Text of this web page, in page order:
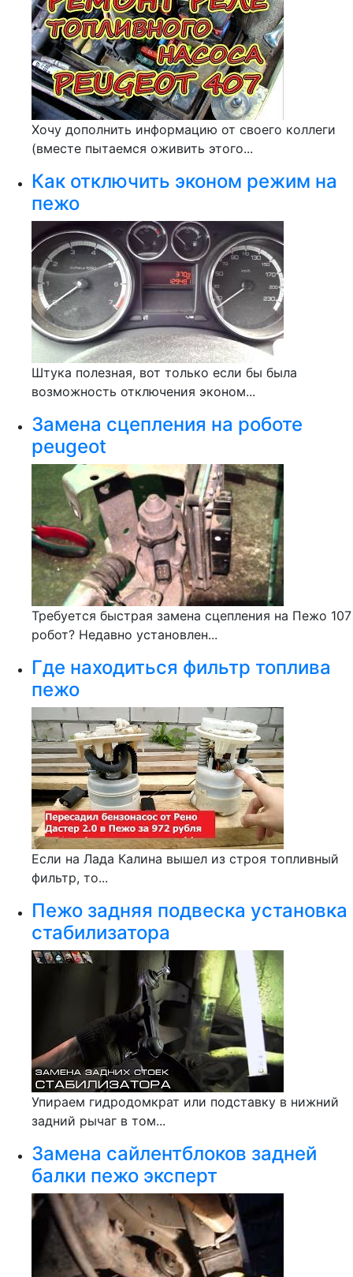
Хочу дополнить информацию от своего коллеги
(вместе пытаемся оживить этого...
Как отключить эконом режим на
пежо
Штука полезная, вот только если бы была
возможность отключения эконом...
Замена сцепления на роботе
peugeot
Требуется быстрая замена сцепления на Пежо 107
робот? Недавно установлен...
Где находиться фильтр топлива
пежо
Если на Лада Калина вышел из строя топливный
фильтр, то...
Пежо задняя подвеска установка
стабилизатора
Упираем гидродомкрат или подставку в нижний
задний рычаг в том...
Замена сайлентблоков задней
балки пежо эксперт